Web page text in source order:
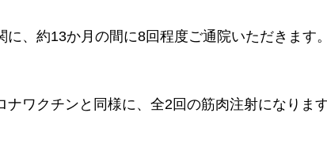
に、約13か月の間に8回程度ご通院いただきます
ナワクチンと同様に、全2回の筋肉注射になりま